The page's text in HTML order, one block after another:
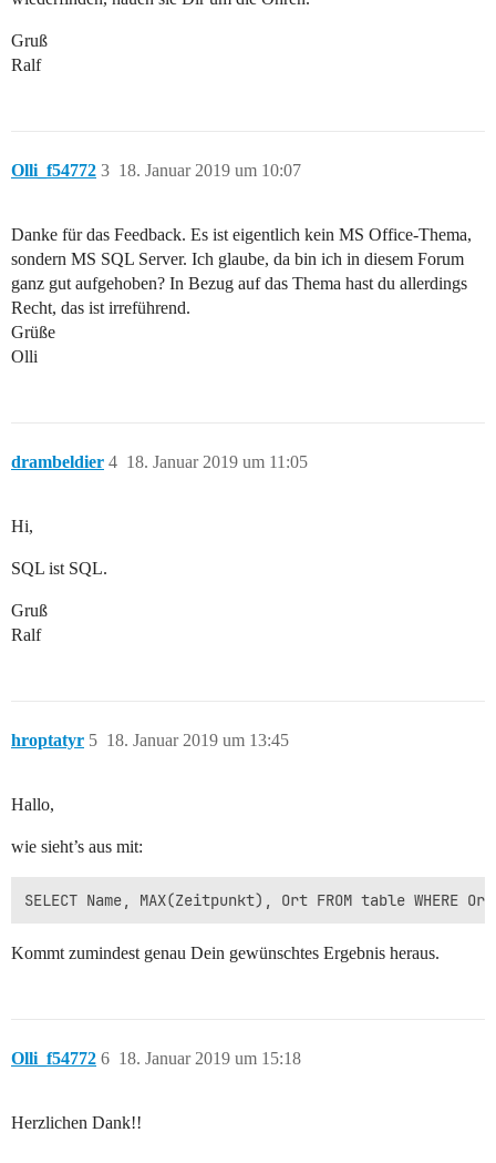
Gruß
Ralf
Olli_f54772 18. Januar 2019 um 10:07
3
Danke für das Feedback. Es ist eigentlich kein MS Office-Thema,
sondern MS SQL Server. Ich glaube, da bin ich in diesem Forum
ganz gut aufgehoben? In Bezug auf das Thema hast du allerdings
Recht, das ist irreführend.
Grüße
Olli
drambeldier 18. Januar 2019 um 11:05
4
Hi,
SQL ist SQL.
Gruß
Ralf
hroptatyr 18. Januar 2019 um 13:45
5
Hallo,
wie sieht’s aus mit:
Kommt zumindest genau Dein gewünschtes Ergebnis heraus.
Olli_f54772 18. Januar 2019 um 15:18
6
Herzlichen Dank!!